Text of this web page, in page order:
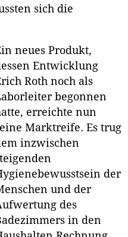
sich die
neues Produkt,
Entwicklung
Roth noch als
begonnen
erreichte nun
Marktreife. Es trug
inzwischen
der
und der
des
in den